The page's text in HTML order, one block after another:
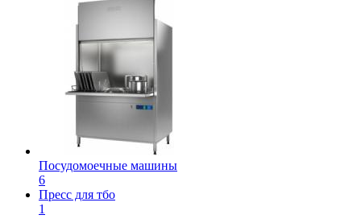
Посудомоечные машины
6
Пресс для тбо
1